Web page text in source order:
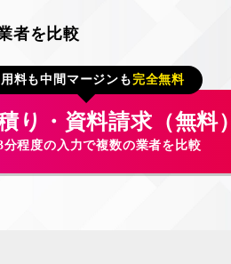
者を比較
料も中間マージンも 完全無料
り・資料請求（無料）
分程度の入力で複数の業者を比較